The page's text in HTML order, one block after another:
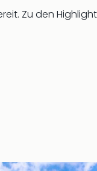
Zu den